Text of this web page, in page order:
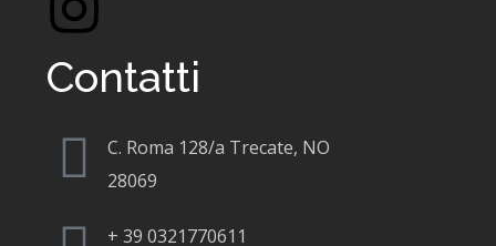
Contatti
C. Roma 128/a Trecate, NO
28069
+39 0321770611